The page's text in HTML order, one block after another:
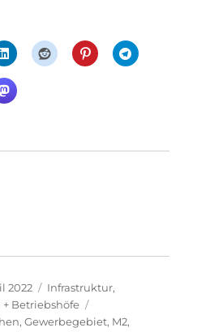
2022 Kategorien
Infrastruktur,
Betriebshöfe
,Gewerbegebiet, M2,